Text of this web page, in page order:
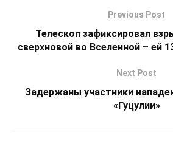
Previous Post
Телескоп зафиксировал
сверхновой во Вселенной – ей
Next Post
Задержаны участники
«Гуцулии»